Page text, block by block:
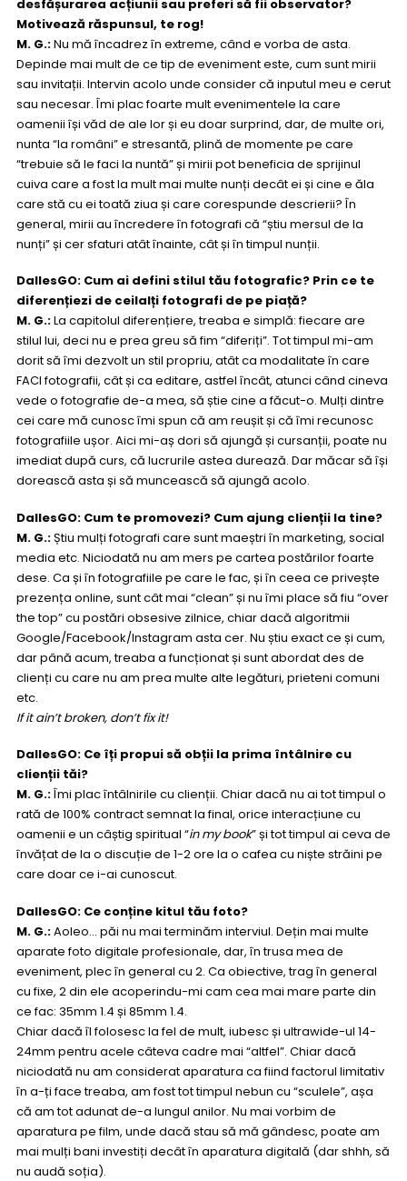
desfășurarea acțiunii sau preferi să fii observator?
Motivează răspunsul, te rog!
M. G.:Nu mă încadrez în extreme, când e vorba de asta.
Depinde mai mult de ce tip de eveniment este, cum sunt mirii
sau invitații. Intervin acolo unde consider că inputul meu e cerut
sau necesar. Îmi plac foarte mult evenimentele la care
oamenii își văd de ale lor și eu doar surprind, dar, de multe ori,
nunta “la români” e stresantă, plină de momente pe care
“trebuie să le faci la nuntă” și mirii pot beneficia de sprijinul
cuiva care a fost la mult mai multe nunți decât ei și cine e ăla
care stă cu ei toată ziua și care corespunde descrierii? În
general, mirii au încredere în fotografi că “știu mersul de la
nunți” și cer sfaturi atât înainte, cât și în timpul nunții.
DallesGO: Cum ai defini stilul tău fotografic? Prin ce te
diferențiezi de ceilalți fotografi de pe piață?
M. G.:La capitolul diferențiere, treaba e simplă: fiecare are
stilul lui, deci nu e prea greu să fim “diferiți”. Tot timpul mi-am
dorit să îmi dezvolt un stil propriu, atât ca modalitate în care
FACI fotografii, cât și ca editare, astfel încât, atunci când cineva
vede o fotografie de-a mea, să știe cine a făcut-o. Mulți dintre
cei care mă cunosc îmi spun că am reușit și că îmi recunosc
fotografiile ușor. Aici mi-aș dori să ajungă și cursanții, poate nu
imediat după curs, că lucrurile astea durează. Dar măcar să își
dorească asta și să muncească să ajungă acolo.
DallesGO: Cum te promovezi? Cum ajung clienții la tine?
M. G.:Știu mulți fotografi care sunt maeștri în marketing, social
media etc. Niciodată nu am mers pe cartea postărilor foarte
dese. Ca și în fotografiile pe care le fac, și în ceea ce privește
prezența online, sunt cât mai “clean” și nu îmi place să fiu “over
the top” cu postări obsesive zilnice, chiar dacă algoritmii
Google/Facebook/Instagram asta cer. Nu știu exact ce și cum,
dar până acum, treaba a funcționat și sunt abordat des de
clienți cu care nu am prea multe alte legături, prieteni comuni
etc.
If it ain’t broken, don’t fix it!
DallesGO: Ce îți propui să obții la prima întâlnire cu
clienții tăi?
M. G.:Îmi plac întâlnirile cu clienții. Chiar dacă nu ai tot timpul o
rată de 100% contract semnat la final, orice interacțiune cu
oamenii e un câștig spiritual “in my book” și tot timpul ai ceva de
învățat de la o discuție de 1-2 ore la o cafea cu niște străini pe
care doar ce i-ai cunoscut.
DallesGO: Ce conține kitul tău foto?
M. G.:Aoleo… păi nu mai terminăm interviul. Dețin mai multe
aparate foto digitale profesionale, dar, în trusa mea de
eveniment, plec în general cu 2. Ca obiective, trag în general
cu fixe, 2 din ele acoperindu-mi cam cea mai mare parte din
ce fac: 35mm 1.4 și 85mm 1.4.
Chiar dacă îl folosesc la fel de mult, iubesc și ultrawide-ul 14-
24mm pentru acele câteva cadre mai “altfel”. Chiar dacă
niciodată nu am considerat aparatura ca fiind factorul limitativ
în a-ți face treaba, am fost tot timpul nebun cu “sculele”, așa
că am tot adunat de-a lungul anilor. Nu mai vorbim de
aparatura pe film, unde dacă stau să mă gândesc, poate am
mai mulți bani investiți decât în aparatura digitală (dar shhh, să
nu audă soția).